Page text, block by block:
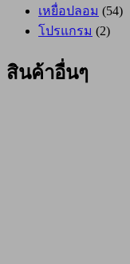
เหยื่อปลอม (54)
โปรแกรม (2)
สินค้าอื่นๆ